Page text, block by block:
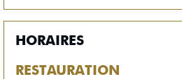
HORAIRES
RESTAURATION